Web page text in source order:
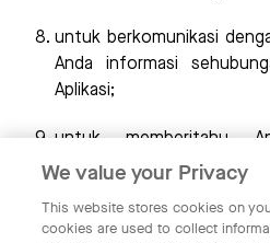
untuk berkomunikasi
Anda informasi
Aplikasi;
untuk memberitahu
pembaruan pada
We value your Privacy
This website stores cookies on
cookies are used to collect